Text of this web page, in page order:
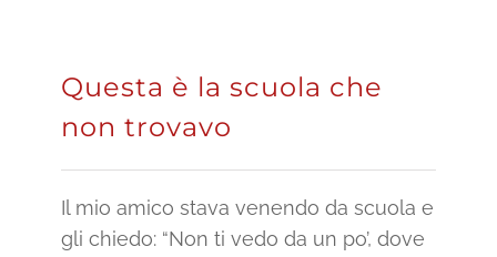
Questa è la scuola che
non trovavo
Il mio amico stava venendo da scuola e
gli chiedo: “Non ti vedo da un po’, dove